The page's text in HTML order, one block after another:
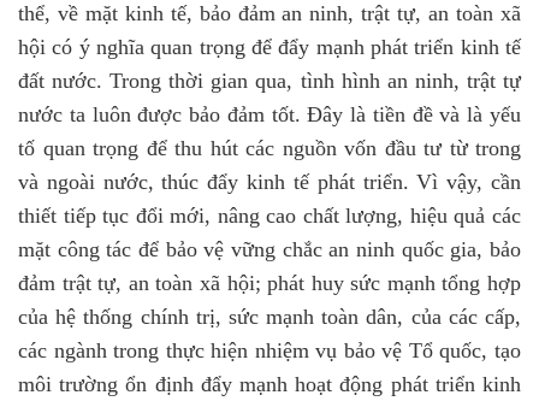
thể, về mặt kinh tế, bảo đảm an ninh, trật tự, an toàn xã
hội có ý nghĩa quan trọng để đẩy mạnh phát triển kinh tế
đất nước. Trong thời gian qua, tình hình an ninh, trật tự
nước ta luôn được bảo đảm tốt. Đây là tiền đề và là yếu
tố quan trọng để thu hút các nguồn vốn đầu tư từ trong
và ngoài nước, thúc đẩy kinh tế phát triển. Vì vậy, cần
thiết tiếp tục đổi mới, nâng cao chất lượng, hiệu quả các
mặt công tác để bảo vệ vững chắc an ninh quốc gia, bảo
đảm trật tự, an toàn xã hội; phát huy sức mạnh tổng hợp
của hệ thống chính trị, sức mạnh toàn dân, của các cấp,
các ngành trong thực hiện nhiệm vụ bảo vệ Tổ quốc, tạo
môi trường ổn định đẩy mạnh hoạt động phát triển kinh